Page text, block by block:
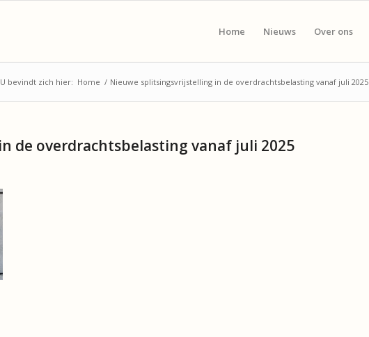
Home Nieuws Over ons
U bevindt zich hier: Home / Nieuwe splitsingsvrijstelling in de overdrachtsbelasting vanaf juli 2025
de overdrachtsbelasting vanaf juli 2025